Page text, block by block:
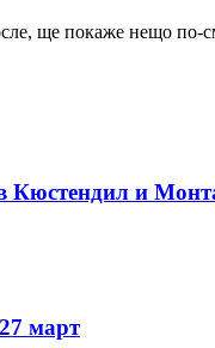
ще покаже нещо
Кюстендил и
март